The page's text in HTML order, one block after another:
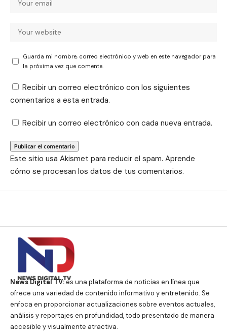
Guarda mi nombre, correo electrónico y web en este navegador para
la próxima vez que comente.
Recibir un correo electrónico con los siguientes
comentarios a esta entrada.
Recibir un correo electrónico con cada nueva entrada.
Este sitio usa Akismet para reducir el spam. Aprende
cómo se procesan los datos de tus comentarios.
News Digital TV:es una plataforma de noticias en línea que
ofrece una variedad de contenido informativo y entretenido. Se
enfoca en proporcionar actualizaciones sobre eventos actuales,
análisis y reportajes en profundidad, todo presentado de manera
accesible y visualmente atractiva.